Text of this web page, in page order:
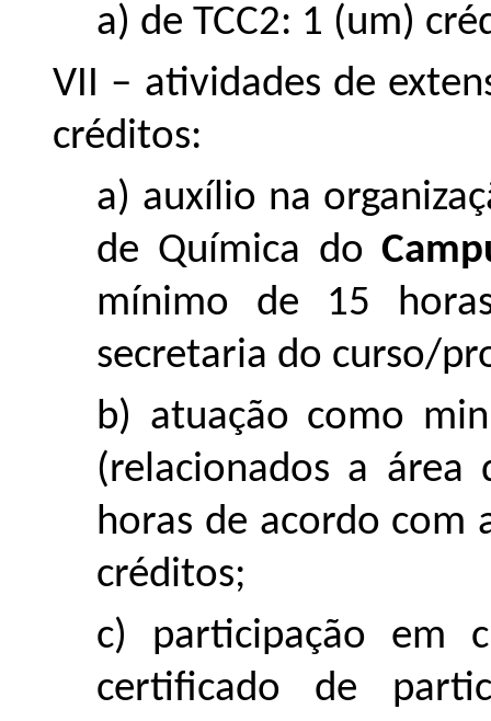
a) de TCC2: 1 (um)
VII – atividades de
créditos:
a) auxílio na
de Química do
mínimo de 15
secretaria do curso/
b) atuação como
(relacionados a área
horas de acordo com
créditos;
c) participação em
certificado de